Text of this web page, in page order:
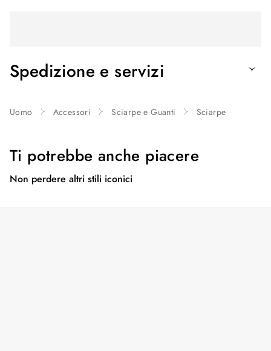
Spedizione e servizi
Uomo Accessori Sciarpe e Guanti Sciarpe
Ti potrebbe anche piacere
Non perdere altri stili iconici